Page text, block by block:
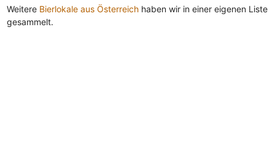
Weitere Bierlokale aus Österreichhaben wir in einer eigenen Liste
gesammelt.